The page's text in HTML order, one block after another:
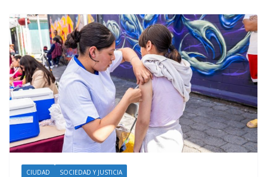
CIUDAD SOCIEDAD Y JUSTICIA